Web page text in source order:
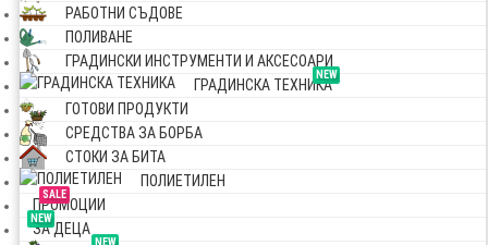
РАБОТНИ СЪДОВЕ
ПОЛИВАНЕ
ГРАДИНСКИ ИНСТРУМЕНТИ И АКСЕСОАРИ
NEW
ГРАДИНСКА ТЕХНИКА
ГОТОВИ ПРОДУКТИ
СРЕДСТВА ЗА БОРБА
СТОКИ ЗА БИТА
ПОЛИЕТИЛЕН
SALE
ПРОМОЦИИ
NEW
ЗА ДЕЦА